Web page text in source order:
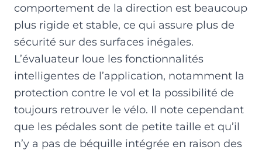
comportement de la direction est beaucoup
plus rigide et stable, ce qui assure plus de
sécurité sur des surfaces inégales.
L’évaluateur loue les fonctionnalités
intelligentes de l’application, notamment la
protection contre le vol et la possibilité de
toujours retrouver le vélo. Il note cependant
que les pédales sont de petite taille et qu’il
n’y a pas de béquille intégrée en raison des